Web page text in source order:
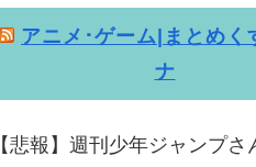
アニメ･ゲーム|まとめく
ナ
【悲報】週刊少年ジャンプさ